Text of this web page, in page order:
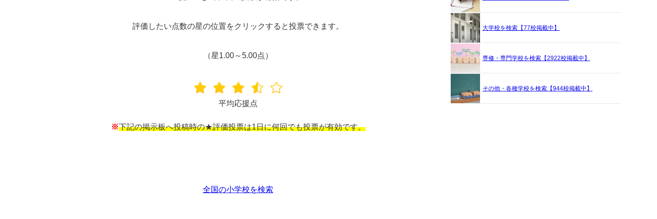
評価したい点数の星の位置をクリックすると投票できます。
（星1.00～5.00点）
平均応援点
※下記の掲示板へ投稿時の★評価投票は1日に何回でも投票が有効です。
全国の小学校を検索
大学校を検索【77校掲載中】
専修・専門学校を検索【2922校掲載中】
その他・各種学校を検索【944校掲載中】